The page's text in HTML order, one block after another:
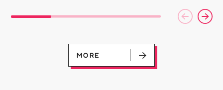
ィ館内にて ☆11:00〜
入り口横にて冷たいゼリ
ーや瓶ジュース、熱中症
た、5F店舗の当日のレシ
ミシン教室では、 「ミ
シンを使ってみたいけ
ど、作り方が分からな
い」 そんな初心者さん
も大歓迎です お洋服・
バッグ・小物など、 あ
ース
験後
MORE